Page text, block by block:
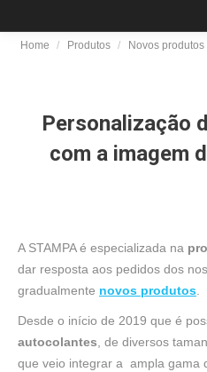
You
Home Produtos Novos produtos
Personalização
com a imagem
A STAMPA é especializada na
dar resposta aos pedidos dos
gradualmente novos produtos
Desde o início de 2019 que é
autocolantes , de diversos
que veio integrar a ampla gama